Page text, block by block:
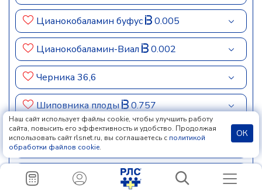
Цианокобаламин буфус 0.005
Цианокобаламин-Виал 0.002
Черника 36,6
Шиповника плоды 0.757
Шиповника плоды низковитаминные
0.007
Шиповника сироп 0.106
Наш сайт использует файлы cookie, чтобы улучшить работу
сайта, повысить его эффективность и удобство. Продолжая
использовать сайт rlsnet.ru, вы соглашаетесь с политикой
обработки файлов cookie.
ОК